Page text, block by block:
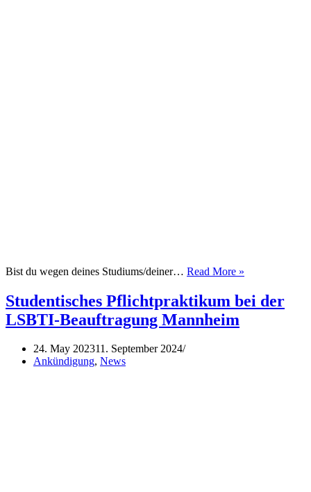
Bist du wegen deines Studiums/deiner… Read More »
von
„Queer
Studentisches Pflichtpraktikum bei der
LSBTI-Beauftragung Mannheim
24. May 202311. September 2024
Ankündigung, News